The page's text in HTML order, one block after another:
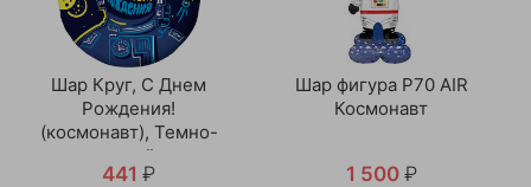
Шар Круг, С Днем
Рождения!
(космонавт), Темно-
синий
441 ₽
Шар фигура P70 AIR
Космонавт
1 500 ₽